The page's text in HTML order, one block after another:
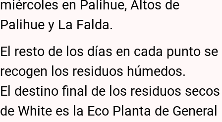
miércoles en Palihue, Altos de
Palihue y La Falda.
El resto de los días en cada punto se
recogen los residuos húmedos.
El destino final de los residuos secos
de White es la Eco Planta de General